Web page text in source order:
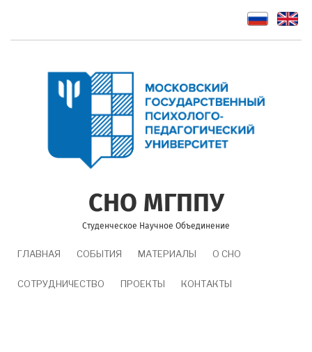
основному
СНО МГППУ
Студенческое Научное Объединение
ГЛАВНАЯ СОБЫТИЯ МАТЕРИАЛЫ О СНО
СОТРУДНИЧЕСТВО ПРОЕКТЫ КОНТАКТЫ